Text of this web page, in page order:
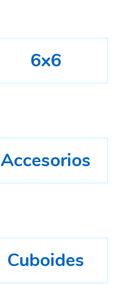
6x6
Accesorios
Cuboides